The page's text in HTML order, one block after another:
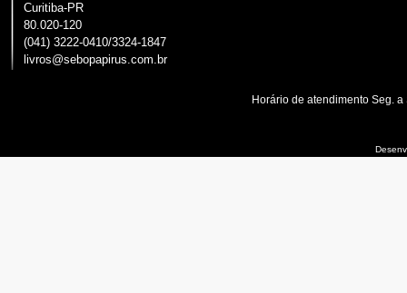
Curitiba-PR
80.020-120
(041) 3222-0410/3324-1847
livros@sebopapirus.com.br
Horário de atendimento Seg.